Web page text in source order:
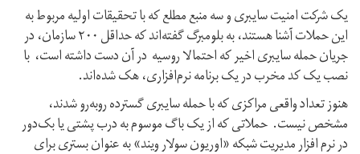
یک شرکت امنیت سایبری و سه منبع مطلع که با تحقیقات اولیه مربوط به
این حملات آشنا هستند، به بلومبرگ گفته‌اند که حداقل ۲۰۰ سازمان، در
جریان حمله سایبری اخیر که احتمالا روسیه در آن دست داشته است، با
نصب یک کد مخرب در یک برنامه نرم‌افزاری، هک شده‌اند.
هنوز تعداد واقعی مراکزی که با حمله سایبری گسترده روبه‌رو شدند،
مشخص نیست. حملاتی که از یک باگ موسوم به درب پشتی یا بک‌دور
در نرم افزار مدیریت شبکه «اوریون سولار ویند» به عنوان بستری برای